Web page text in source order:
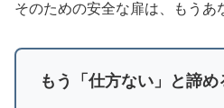
そのための安全な扉は、もうあ
もう「仕方ない」と諦